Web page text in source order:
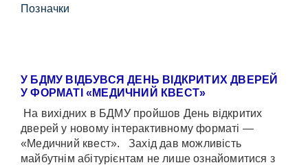
Позначки
У БДМУ ВІДБУВСЯ ДЕНЬ ВІДКРИТИХ ДВЕРЕЙ
У ФОРМАТІ «МЕДИЧНИЙ КВЕСТ»
На вихідних в БДМУ пройшов День відкритих
дверей у новому інтерактивному форматі —
«Медичний квест». Захід дав можливість
майбутнім абітурієнтам не лише ознайомитися з